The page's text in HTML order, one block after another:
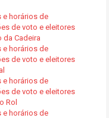
e horários de
de voto e eleitores
da Cadeira
e horários de
de voto e eleitores
e horários de
de voto e eleitores
Rol
e horários de